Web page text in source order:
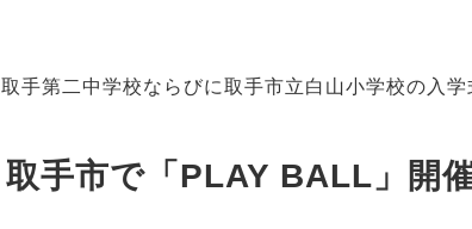
手第二中学校ならびに取手市立白山小学校の入
取手市で「PLAY BALL」開